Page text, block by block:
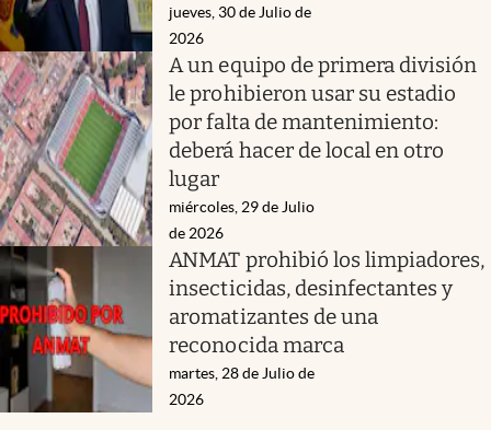
jueves, 30 de Julio de
2026
A un equipo de primera división
le prohibieron usar su estadio
por falta de mantenimiento:
deberá hacer de local en otro
lugar
miércoles, 29 de Julio
de 2026
ANMAT prohibió los limpiadores,
insecticidas, desinfectantes y
aromatizantes de una
reconocida marca
martes, 28 de Julio de
2026